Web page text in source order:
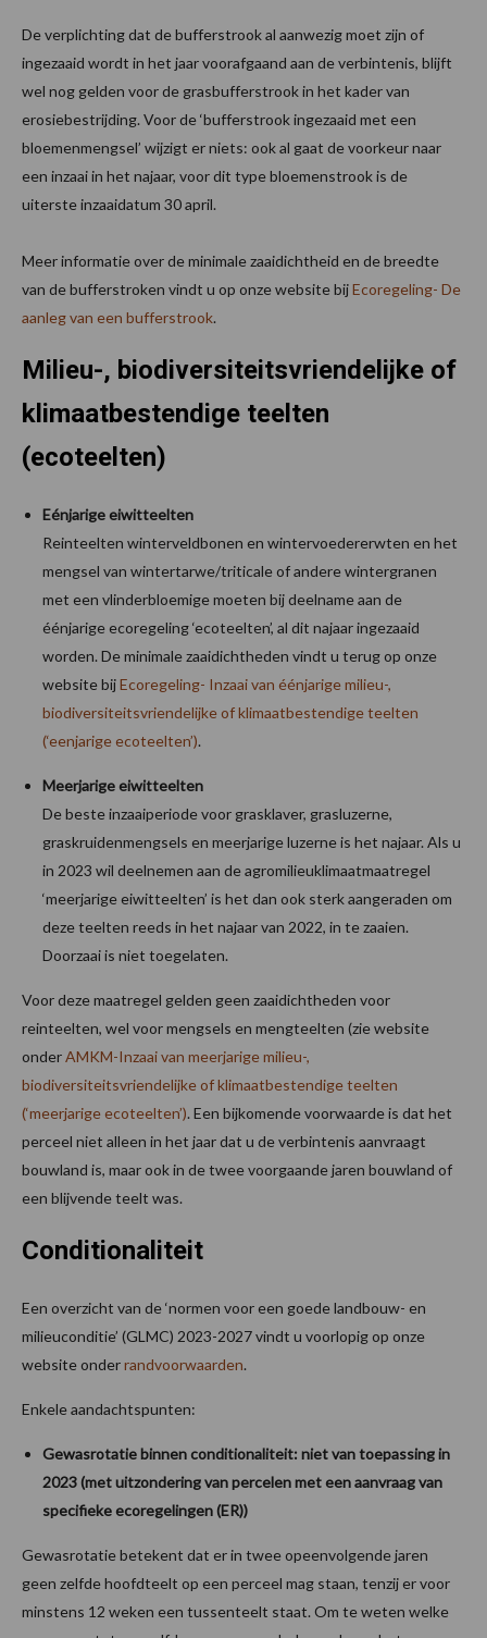
De verplichting dat de bufferstrook al aanwezig moet zijn of
ingezaaid wordt in het jaar voorafgaand aan de verbintenis, blijft
wel nog gelden voor de grasbufferstrook in het kader van
erosiebestrijding. Voor de ‘bufferstrook ingezaaid met een
bloemenmengsel’ wijzigt er niets: ook al gaat de voorkeur naar
een inzaai in het najaar, voor dit type bloemenstrook is de
uiterste inzaaidatum 30 april.
Meer informatie over de minimale zaaidichtheid en de breedte
van de bufferstroken vindt u op onze website bijEcoregeling- De
aanleg van een bufferstrook.
Milieu-, biodiversiteitsvriendelijke of
klimaatbestendige teelten
(ecoteelten)
Eénjarige eiwitteelten
Reinteelten winterveldbonen en wintervoedererwten en het
mengsel van wintertarwe/triticale of andere wintergranen
met een vlinderbloemige moeten bij deelname aan de
éénjarige ecoregeling ‘ecoteelten’, al dit najaar ingezaaid
worden. De minimale zaaidichtheden vindt u terug op onze
website bijEcoregeling- Inzaai van éénjarige milieu-,
biodiversiteitsvriendelijke of klimaatbestendige teelten
(‘eenjarige ecoteelten’).
Meerjarige eiwitteelten
De beste inzaaiperiode voor grasklaver, grasluzerne,
graskruidenmengsels en meerjarige luzerne is het najaar. Als u
in 2023 wil deelnemen aan de agromilieuklimaatmaatregel
‘meerjarige eiwitteelten’ is het dan ook sterk aangeraden om
deze teelten reeds in het najaar van 2022, in te zaaien.
Doorzaai is niet toegelaten.
Voor deze maatregel gelden geen zaaidichtheden voor
reinteelten, wel voor mengsels en mengteelten (zie website
onderAMKM-Inzaai van meerjarige milieu-,
biodiversiteitsvriendelijke of klimaatbestendige teelten
(‘meerjarige ecoteelten’). Een bijkomende voorwaarde is dat het
perceel niet alleen in het jaar dat u de verbintenis aanvraagt
bouwland is, maar ook in de twee voorgaande jaren bouwland of
een blijvende teelt was.
Conditionaliteit
Een overzicht van de ‘normen voor een goede landbouw- en
milieuconditie’ (GLMC) 2023-2027 vindt u voorlopig op onze
website onderrandvoorwaarden.
Enkele aandachtspunten:
Gewasrotatie binnen conditionaliteit: niet van toepassing in
2023 (met uitzondering van percelen met een aanvraag van
specifieke ecoregelingen (ER))
Gewasrotatie betekent dat er in twee opeenvolgende jaren
geen zelfde hoofdteelt op een perceel mag staan, tenzij er voor
minstens 12 weken een tussenteelt staat. Om te weten welke